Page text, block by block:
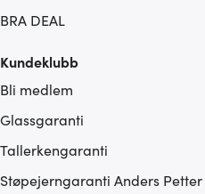
BRA DEAL
Kundeklubb
Bli medlem
Glassgaranti
Tallerkengaranti
Støpejerngaranti Anders Petter